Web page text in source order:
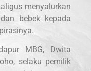
menyalurkan
bebek kepada
MBG, Dwita
selaku pemilik